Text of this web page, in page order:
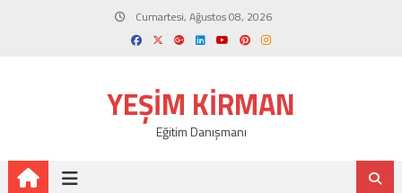
Cumartesi, Ağustos 08, 2026
YEŞIM KIRMAN
Eğitim Danışmanı